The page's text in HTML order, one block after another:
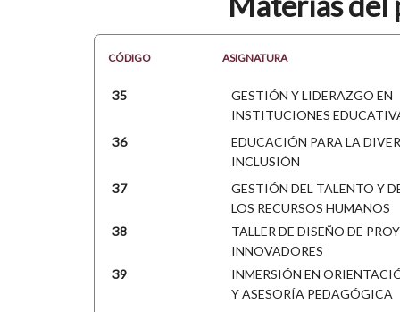
CÓDIGO ASIGNATURA
35
GESTIÓN Y LIDERAZGO EN
INSTITUCIONES
36
EDUCACIÓN PARA LA
INCLUSIÓN
37
GESTIÓN DEL TALENTO Y
LOS RECURSOS HUMANOS
38
TALLER DE DISEÑO DE
INNOVADORES
39
INMERSIÓN EN
Y ASESORÍA PEDAGÓGICA